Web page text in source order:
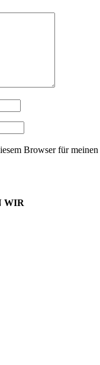
Browser für meinen
WIR